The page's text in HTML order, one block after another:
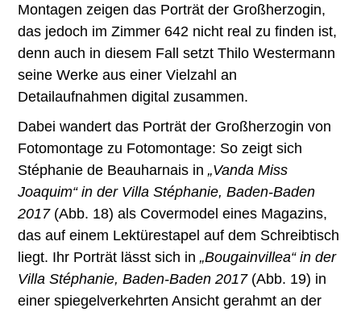
Montagen zeigen das Porträt der Großherzogin,
das jedoch im Zimmer 642 nicht real zu finden ist,
denn auch in diesem Fall setzt Thilo Westermann
seine Werke aus einer Vielzahl an
Detailaufnahmen digital zusammen.
Dabei wandert das Porträt der Großherzogin von
Fotomontage zu Fotomontage: So zeigt sich
Stéphanie de Beauharnais in„Vanda Miss
Joaquim“ in der Villa Stéphanie, Baden-Baden
2017(Abb. 18) als Covermodel eines Magazins,
das auf einem Lektürestapel auf dem Schreibtisch
liegt. Ihr Porträt lässt sich in„Bougainvillea“ in der
Villa Stéphanie, Baden-Baden 2017(Abb. 19) in
einer spiegelverkehrten Ansicht gerahmt an der